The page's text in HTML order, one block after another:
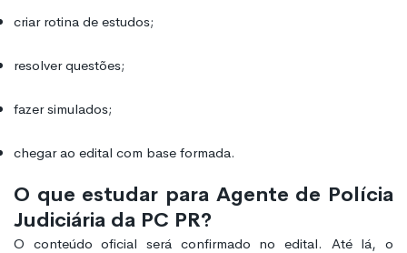
criar rotina de estudos;
resolver questões;
fazer simulados;
chegar ao edital com base formada.
O que estudar para Agente de Polícia
Judiciária da PC PR?
O conteúdo oficial será confirmado no edital. Até lá, o